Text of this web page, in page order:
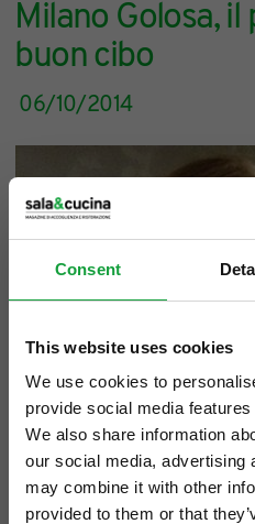
Consent
This website uses cookies
We use cookies to
provide social media
We also share information
our social media, advertising
may combine it with other
provided to them or that
Milano Golosa, il
buon cibo
06/10/2014